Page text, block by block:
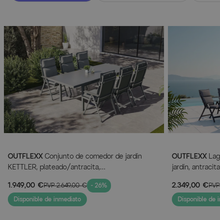
OUTFLEXX Conjunto de comedor de jardín
KETTLER, plateado/antracita,
aluminio/textileno, mesa 180/240 x 100 cm, 6
sillas plegables, incluye cojines
1.949,00 €PVP2.649,00 € - 26%
Disponible de inmediato
OUTFLEXX
jardín,
180/240 x
cojines
2.349,00 €
Disponible de